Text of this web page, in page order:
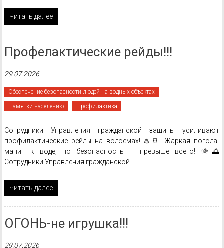
Читать далее
Профелактические рейды!!!
29.07.2026
Обеспечение безопасности людей на водных объектах
Памятки населению Профилактика
Сотрудники Управления гражданской защиты усиливают
профилактические рейды на водоемах! ♨️🚢 Жаркая погода
манит к воде, но безопасность – превыше всего! 🌞🌅
Сотрудники Управления гражданской
Читать далее
ОГОНЬ-не игрушка!!!
29.07.2026